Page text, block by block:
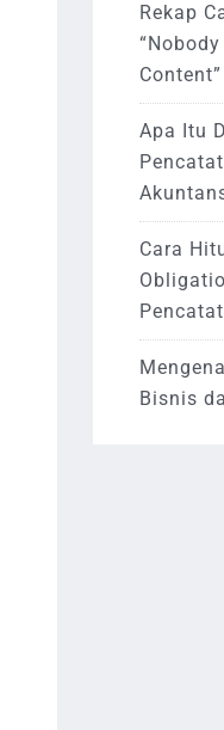
Rekap
Content”
Apa Itu
Cara
Bisnis